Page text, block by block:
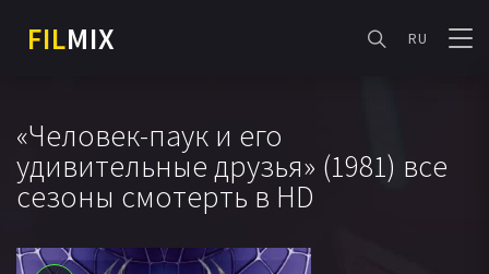
FILMIX RU
«Человек-паук и его
удивительные друзья» (1981) все
сезоны смотерть в HD